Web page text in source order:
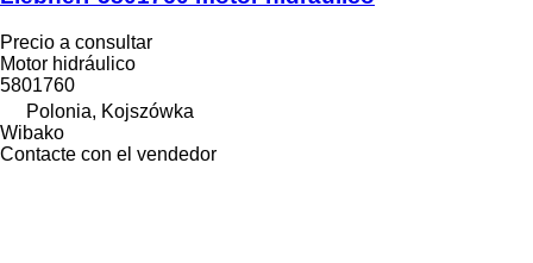
Precio a consultar
Motor hidráulico
5801760
Polonia, Kojszówka
Wibako
Contacte con el vendedor